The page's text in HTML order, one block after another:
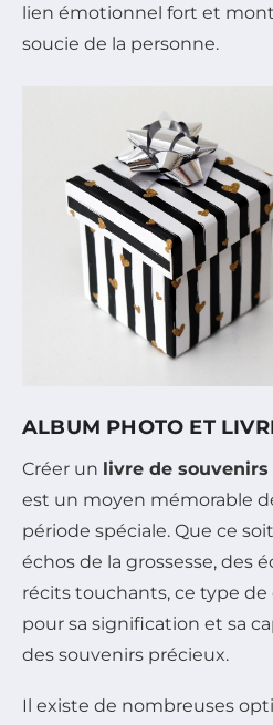
lien émotionnel fort et
soucie de la personne.
ALBUM PHOTO ET
Créer un livre de souvenirs
est un moyen mémorable
période spéciale. Que ce
échos de la grossesse, des
récits touchants, ce type de
pour sa signification et sa
des souvenirs précieux.
Il existe de nombreuses